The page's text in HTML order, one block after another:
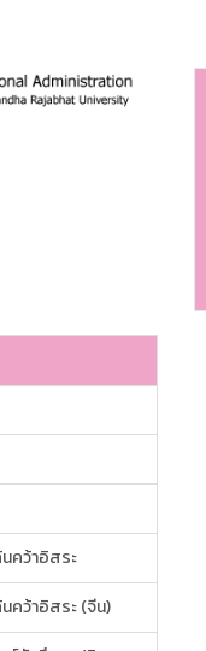
คว้าอิสระ
คว้าอิสระ (จีน)